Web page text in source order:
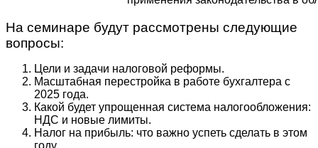
На семинаре будут рассмотрены следующие
вопросы:
Цели и задачи налоговой реформы.
Масштабная перестройка в работе бухгалтера с
2025 года.
Какой будет упрощенная система налогообложения:
НДС и новые лимиты.
Налог на прибыль: что важно успеть сделать в этом